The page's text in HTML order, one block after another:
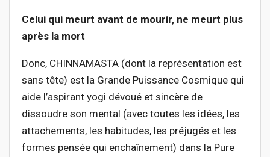
Celui qui meurt avant de mourir, ne meurt plus
après la mort
Donc, CHINNAMASTA (dont la représentation est
sans tête) est la Grande Puissance Cosmique qui
aide l’aspirant yogi dévoué et sincère de
dissoudre son mental (avec toutes les idées, les
attachements, les habitudes, les préjugés et les
formes pensée qui enchaînement) dans la Pure